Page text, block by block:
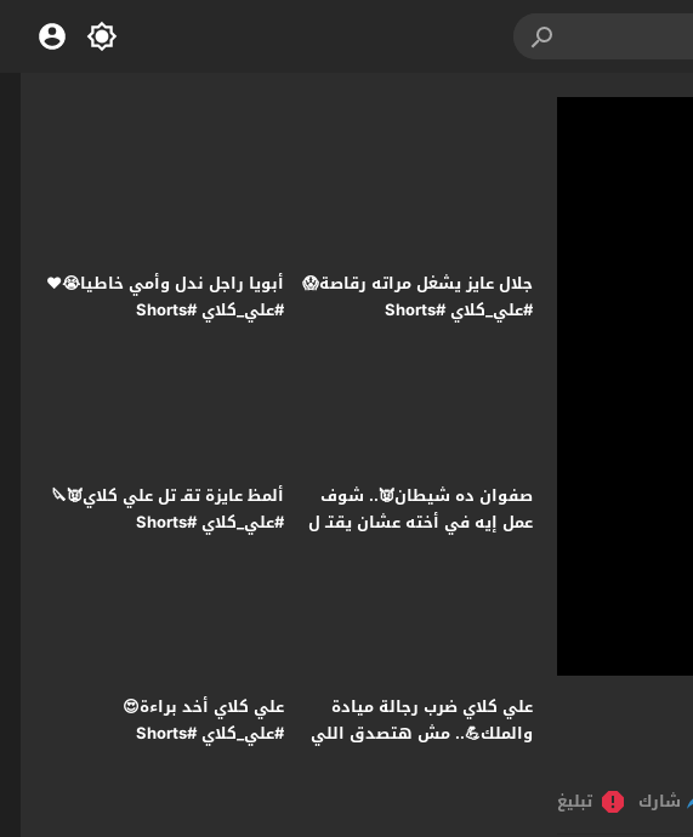
شارك تبليغ
جلال عايز يشغل مراته رقاصة😱
#علي_كلاي #Shorts
أبويا راجل ندل وأمي خاطيا😭❤️
#علي_كلاي #Shorts
صفوان ده شيطان👿.. شوف
عمل إيه في أخته عشان يقتـ ل
ألمظ عايزة تقـ تل علي كلاي👿🔪
#علي_كلاي #Shorts
علي كلاي ضرب رجالة ميادة
والملك💪.. مش هتصدق اللي
علي كلاي أخد براءة😍
#علي_كلاي #Shorts